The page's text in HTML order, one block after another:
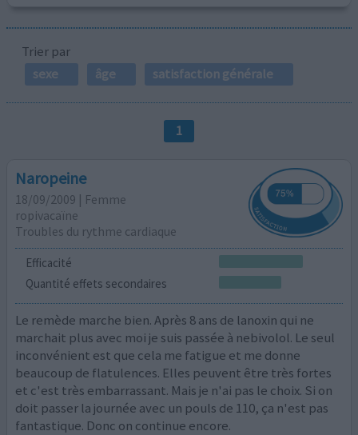
Trier par
sexe
âge satisfaction générale
1
Naropeine
18/09/2009 | Femme
ropivacaïne
Troubles du rythme cardiaque
Efficacité
Quantité effets secondaires
Le remède marche bien. Après 8 ans de lanoxin qui ne
marchait plus avec moi je suis passée à nebivolol. Le seul
inconvénient est que cela me fatigue et me donne
beaucoup de flatulences. Elles peuvent être très fortes
et c'est très embarrassant. Mais je n'ai pas le choix. Si on
doit passer la journée avec un pouls de 110, ça n'est pas
fantastique. Donc on continue encore.